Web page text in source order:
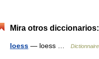
Mira otros diccionarios:
loess — loess …